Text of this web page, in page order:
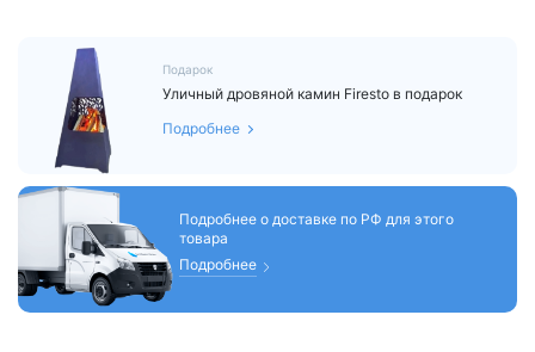
Подарок
Уличный дровяной камин Firesto в подарок
Подробнее
Подробнее о доставке по РФ для этого
товара
Подробнее